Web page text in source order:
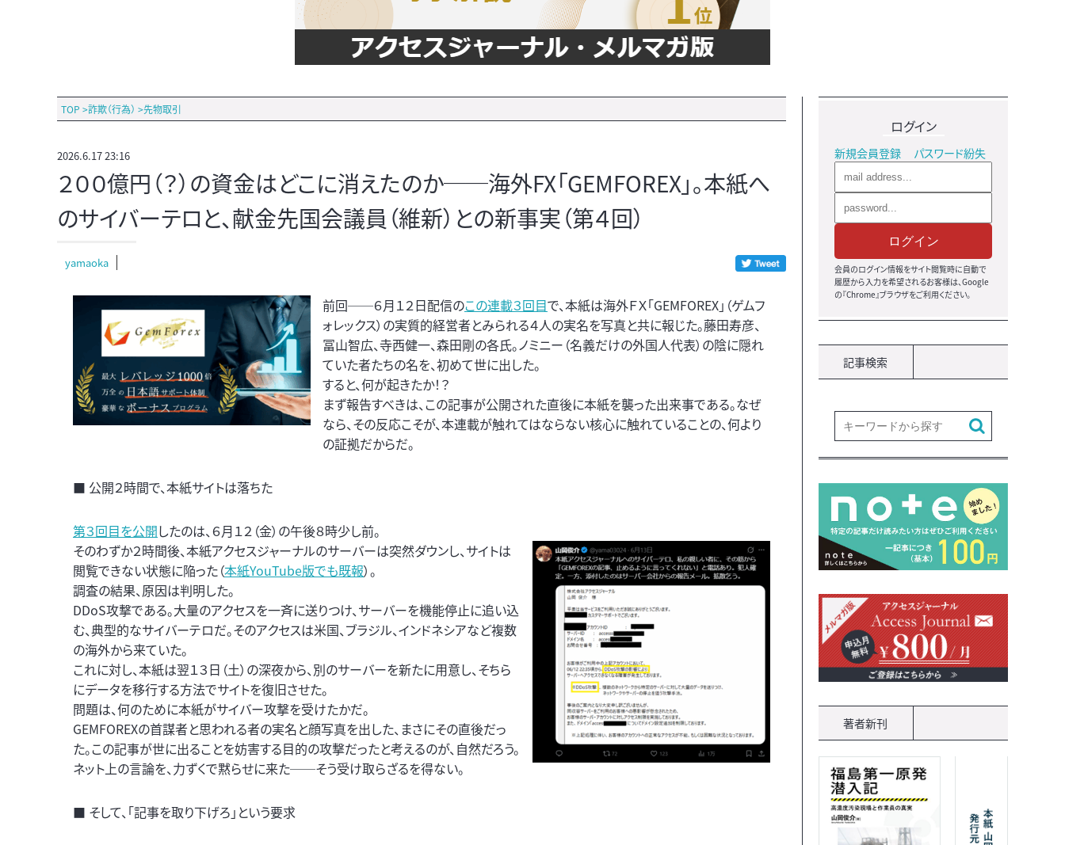
TOP >詐欺（行為） >先物取引
2026.6.17 23:16
２００億円（？）の資金はどこに消えたのか──海外FX「GEMFOREX」。本紙へ
のサイバーテロと、献金先国会議員（維新）との新事実（第４回）
yamaoka
前回──６月１２日配信のこの連載３回目で、本紙は海外ＦＸ「GEMFOREX」（ゲムフ
ォレックス）の実質的経営者とみられる４人の実名を写真と共に報じた。藤田寿彦、
冨山智広、寺西健一、森田剛の各氏。ノミニー（名義だけの外国人代表）の陰に隠れ
ていた者たちの名を、初めて世に出した。
すると、何が起きたか！？
まず報告すべきは、この記事が公開された直後に本紙を襲った出来事である。なぜ
なら、その反応こそが、本連載が触れてはならない核心に触れていることの、何より
の証拠だからだ。
■ 公開２時間で、本紙サイトは落ちた
第３回目を公開したのは、６月１２（金）の午後８時少し前。
そのわずか２時間後、本紙アクセスジャーナルのサーバーは突然ダウンし、サイトは
閲覧できない状態に陥った（本紙YouTube版でも既報）。
調査の結果、原因は判明した。
DDoS攻撃である。大量のアクセスを一斉に送りつけ、サーバーを機能停止に追い込
む、典型的なサイバーテロだ。そのアクセスは米国、ブラジル、インドネシアなど複数
の海外から来ていた。
これに対し、本紙は翌１３日（土）の深夜から、別のサーバーを新たに用意し、そちら
にデータを移行する方法でサイトを復旧させた。
問題は、何のために本紙がサイバー攻撃を受けたかだ。
GEMFOREXの首謀者と思われる者の実名と顔写真を出した、まさにその直後だっ
た。この記事が世に出ることを妨害する目的の攻撃だったと考えるのが、自然だろう。
ネット上の言論を、力ずくで黙らせに来た──そう受け取らざるを得ない。
■ そして、「記事を取り下げろ」という要求
ログイン
新規会員登録 パスワード紛失
ログイン
会員のログイン情報をサイト閲覧時に自動で
履歴から入力を希望されるお客様は、Google
の『Chrome』ブラウザをご利用ください。
記事検索
著者新刊